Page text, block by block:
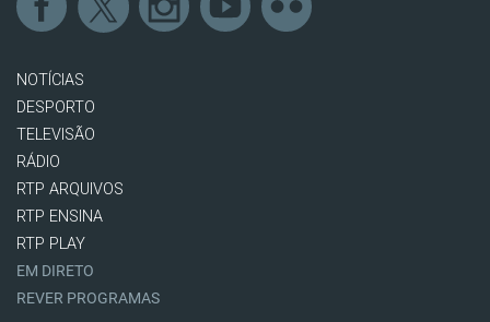
NOTÍCIAS
DESPORTO
TELEVISÃO
RÁDIO
RTP ARQUIVOS
RTP ENSINA
RTP PLAY
EM DIRETO
REVER PROGRAMAS